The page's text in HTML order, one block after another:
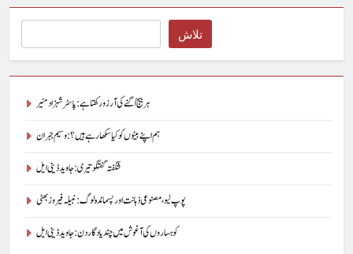
تلاش
ہر بیج اُگنے کی آرزو رکھتا ہے : پاسٹر شہزاد منیر
ہم اپنے بیٹوں کو کیا سکھا رہے ہیں؟ : وسیم جبران
شگفتہ گفتگو تیری : جاوید ڈینی ایل
پوپ لیو،مصنوعی ذہانت اور پسماندہ لوگ : نبیلہ فیروز بھٹی
کوہساروں کی آغوش میں چند یادگار دن: جاوید ڈینی ایل